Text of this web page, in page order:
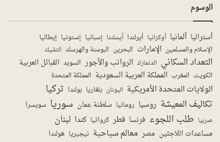
الوسوم
أستراليا ألمانيا أوكرانيا أيرلندا أيسلندا إسبانيا إستونيا إيطاليا
الإسلام والمسلمين الإمارات البحرين البوسنة والهرسك التشيك
التعداد السكاني الدنمارك الرواتب والأجور السويد القبائل العربية
الكويت المغرب المملكة العربية السعودية المملكة المتحدة
الولايات المتحدة الأمريكية اليونان بلغاريا بولندا تركيا
تكاليف المعيشة روسيا رومانيا سلطنة عمان سوريا سويسرا
صربيا طلب اللجوء فرنسا قطر كرواتيا كندا لبنان
مساعدات اللاجئين مصر معالم سياحية نيجيريا هولندا